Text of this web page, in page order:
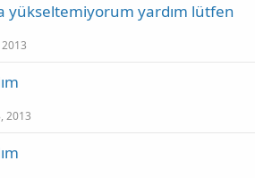
yükseltemiyorum yardım lütfen
2013